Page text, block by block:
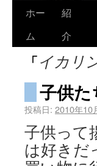
ホー
ム
紹
介
「イカリ
子供た
投稿日: 2010年10
子供って
は好き